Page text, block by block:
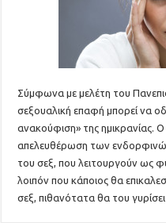
Σύμφωνα με μελέτη του
σεξουαλική επαφή μπορεί να
ανακούφιση» της ημικρανίας. Ο
απελευθέρωση των
του σεξ, που λειτουργούν ως
λοιπόν που κάποιος θα
σεξ, πιθανότατα θα του